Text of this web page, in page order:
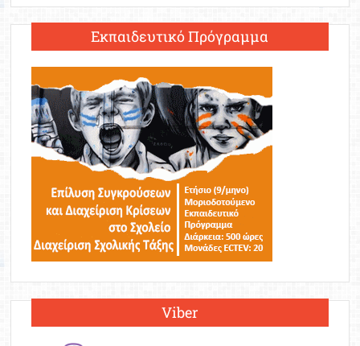
Εκπαιδευτικό Πρόγραμμα
Viber